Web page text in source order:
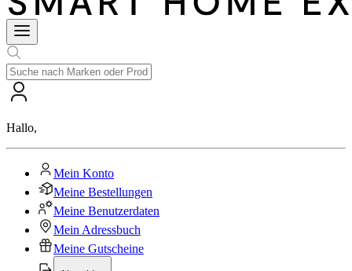
Hallo,
Mein Konto
Meine Bestellungen
Meine Benutzerdaten
Mein Adressbuch
Meine Gutscheine